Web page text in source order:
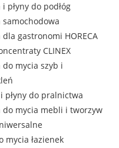
płyny do podłóg
samochodowa
dla gastronomi HORECA
CLINEX
do mycia szyb i
płyny do pralnictwa
do mycia mebli i tworzyw
mycia łazienek